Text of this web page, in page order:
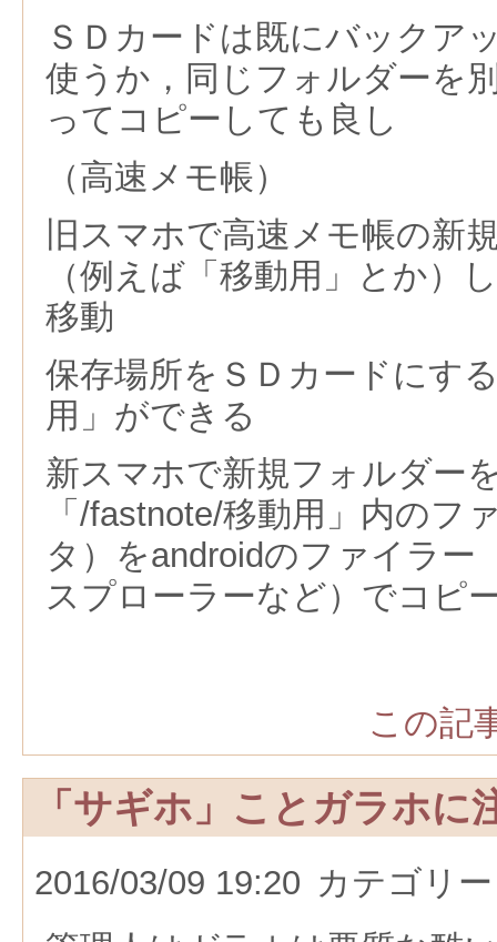
ＳＤカードは既にバックア
使うか，同じフォルダーを
ってコピーしても良し
（高速メモ帳）
旧スマホで高速メモ帳の新
（例えば「移動用」とか）
移動
保存場所をＳＤカードにす
用」ができる
新スマホで新規フォルダー
「/fastnote/移動用」内のフ
タ）をandroidのファイラー
スプローラーなど）でコピ
この記
「サギホ」ことガラホに
2016/03/09 19:20 カテゴリ